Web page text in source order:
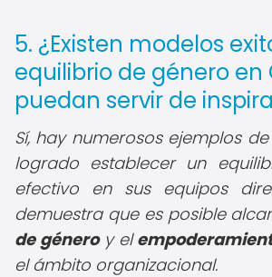
5. ¿Existen modelos
equilibrio de género en
puedan servir de
Sí, hay numerosos ejemplos
logrado establecer un
efectivo en sus equipos
demuestra que es posible
de géneroy el
el ámbito organizacional.